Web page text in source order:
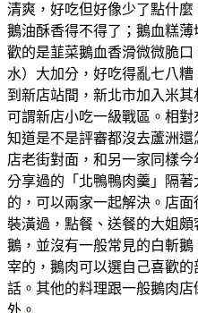
清爽，好吃但好像少了點什
鵝油酥香得不得了；鵝血糕
歡的是韮菜鵝血香滑微微脆
水）大加分，好吃得亂七八
到新店站間，新北市加入米其
可謂新店小吃一級戰區。相
知道是不是評審都沒去蘆洲
店老街對面，和另一家同樣
分享過的「北鴨鴨肉羹」隔
的，可以兩家一起解決。店
裝潢過，點餐、送餐的大姐
鵝，並沒有一般常見的白斬
宰的，鵝肉可以選自己喜歡
話。其他的料理跟一般鵝肉
外。